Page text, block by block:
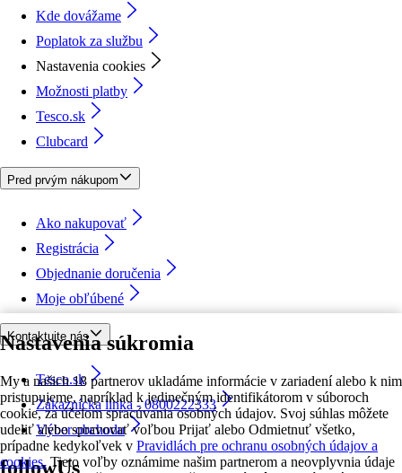
Nastavenia súkromia
My a našich 18 partnerov ukladáme informácie v zariadení alebo k nim
pristupujeme, napríklad k jedinečným identifikátorom v súboroch
cookie, za účelom spracúvania osobných údajov. Svoj súhlas môžete
udeliť alebo spravovať voľbou Prijať alebo Odmietnuť všetko,
prípadne kedykoľvek v Pravidlách pre ochranu osobných údajov a
cookies. Tieto voľby oznámime našim partnerom a neovplyvnia údaje
Kde dovážame
Poplatok za službu
Nastavenia cookies
Možnosti platby
Tesco.sk
Clubcard
Pred prvým nákupom
Ako nakupovať
Registrácia
Objednanie doručenia
Moje obľúbené
Kontaktujte nás
Tesco.sk
Zákaznícka linka - 0800222333
Výber obchodu
followUs